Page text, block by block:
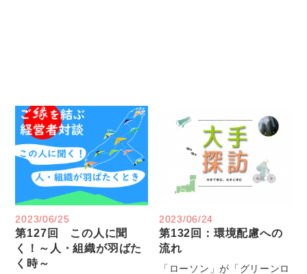
2023/06/25
第127回 この人に聞
く！～人・組織が羽ばた
く時～
2023/06/24
第132回：環境配慮への
流れ
「ローソン」が「グリーンロ